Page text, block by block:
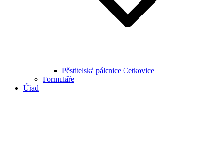
Pěstitelská pálenice Cetkovice
Formuláře
Úřad